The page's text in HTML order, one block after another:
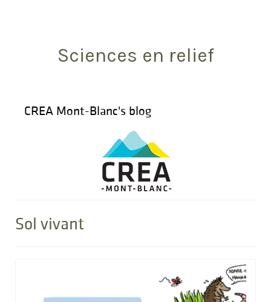
Sciences en relief
CREA Mont-Blanc's blog
Sol vivant